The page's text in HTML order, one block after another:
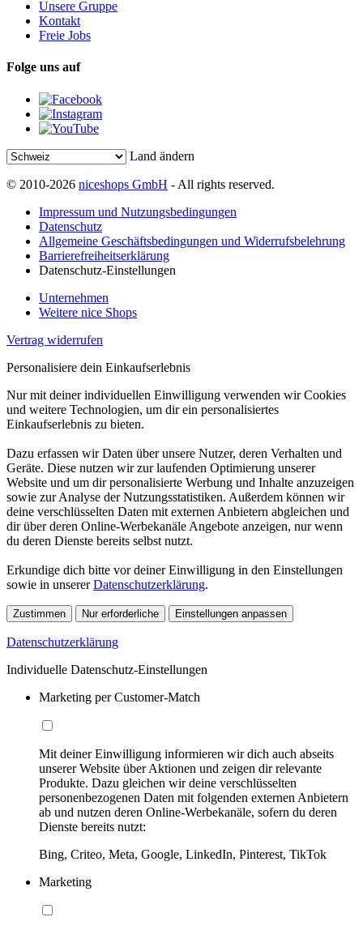
Unsere Gruppe
Kontakt
Freie Jobs
Folge uns auf
Land ändern
© 2010-2026 niceshops GmbH - All rights reserved.
Impressum und Nutzungsbedingungen
Datenschutz
Allgemeine Geschäftsbedingungen und Widerrufsbelehrung
Barrierefreiheitserklärung
Datenschutz-Einstellungen
Unternehmen
Weitere nice Shops
Vertrag widerrufen
Personalisiere dein Einkaufserlebnis
Nur mit deiner individuellen Einwilligung verwenden wir Cookies
und weitere Technologien, um dir ein personalisiertes
Einkaufserlebnis zu bieten.
Dazu erfassen wir Daten über unsere Nutzer, deren Verhalten und
Geräte. Diese nutzen wir zur laufenden Optimierung unserer
Website und um dir personalisierte Werbung und Inhalte anzuzeigen
sowie zur Analyse der Nutzungsstatistiken. Außerdem können wir
deine verschlüsselten Daten mit externen Anbietern abgleichen und
dir über deren Online-Werbekanäle Angebote anzeigen, nur wenn
du deren Dienste bereits selbst nutzt.
Erkundige dich bitte vor deiner Einwilligung in den Einstellungen
sowie in unsererDatenschutzerklärung.
Zustimmen Nur erforderliche Einstellungen anpassen
Datenschutzerklärung
Individuelle Datenschutz-Einstellungen
Marketing per Customer-Match
Mit deiner Einwilligung informieren wir dich auch abseits
unserer Website über Aktionen und zeigen dir relevante
Produkte. Dazu gleichen wir deine verschlüsselten
personenbezogenen Daten mit folgenden externen Anbietern
ab und nutzen deren Online-Werbekanäle, sofern du deren
Dienste bereits nutzt:
Bing, Criteo, Meta, Google, LinkedIn, Pinterest, TikTok
Marketing